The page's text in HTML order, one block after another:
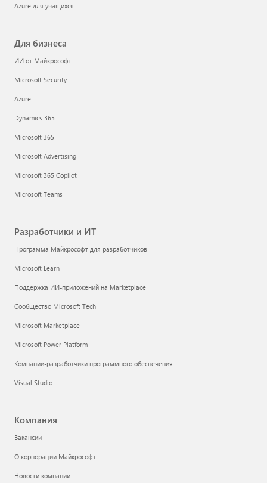
Azure для учащихся
Для бизнеса
ИИ от Майкрософт
Microsoft Security
Azure
Dynamics 365
Microsoft 365
Microsoft Advertising
Microsoft 365 Copilot
Microsoft Teams
Разработчики и ИТ
Программа Майкрософт для разработчиков
Microsoft Learn
Поддержка ИИ-приложений на Marketplace
Сообщество Microsoft Tech
Microsoft Marketplace
Microsoft Power Platform
Компании-разработчики программного обеспечения
Visual Studio
Компания
Вакансии
О корпорации Майкрософт
Новости компании